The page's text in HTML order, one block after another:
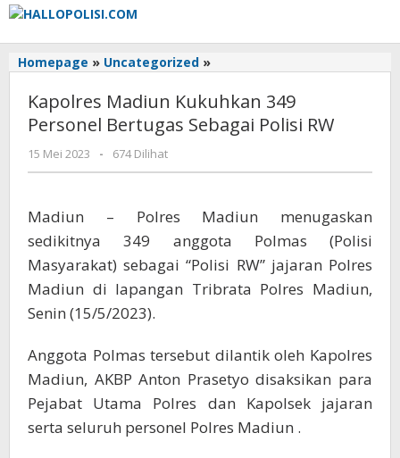
Lewati
konten
Homepage » Uncategorized »Kapolres
Kukuhkan
349
Personel
Sebagai
RW
Kapolres Madiun Kukuhkan 349
Personel Bertugas Sebagai Polisi RW
15 Mei 2023
oleh
Adhis
- 674 Dilihat
Madiun – Polres Madiun menugaskan
sedikitnya 349 anggota Polmas (Polisi
Masyarakat) sebagai “Polisi RW” jajaran Polres
Madiun di lapangan Tribrata Polres Madiun,
Senin (15/5/2023).
Anggota Polmas tersebut dilantik oleh Kapolres
Madiun, AKBP Anton Prasetyo disaksikan para
Pejabat Utama Polres dan Kapolsek jajaran
serta seluruh personel Polres Madiun .